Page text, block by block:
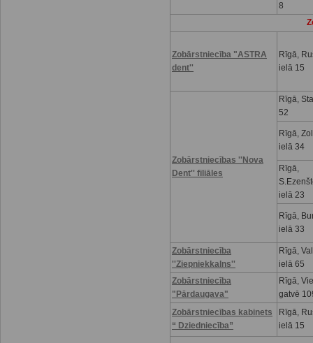
8
Zobārstniecība "ASTRA
dent''
Rīgā,
ielā 15
Zobārstniecības ''Nova
Dent'' filiāles
Rīgā,
52
Rīgā,
ielā 34
Rīgā,
ielā 23
Rīgā,
ielā 33
Zobārstniecība
''Ziepniekkalns''
Rīgā,
ielā 65
Zobārstniecība
"Pārdaugava"
Rīgā,
gatvē
Zobārstniecības kabinets
“ Dziedniecība”
Rīgā,
ielā 15